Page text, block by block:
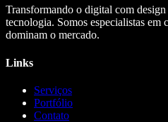
Transformando o digital com
tecnologia. Somos especialistas em
dominam o mercado.
Links
Serviços
Portfólio
Contato